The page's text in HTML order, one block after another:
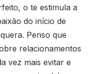
o te estimula a
do início de
Penso que
relacionamentos
vez mais evitar e